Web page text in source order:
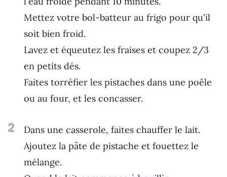
Mettez votre bol-batteur au frigo pour qu'il
soit bien froid.
Lavez et équeutez les fraises et coupez 2/3
en petits dés.
Faites torréfier les pistaches dans une poêle
ou au four, et les concasser.
2
Dans une casserole, faites chauffer le lait.
Ajoutez la pâte de pistache et fouettez le
mélange.